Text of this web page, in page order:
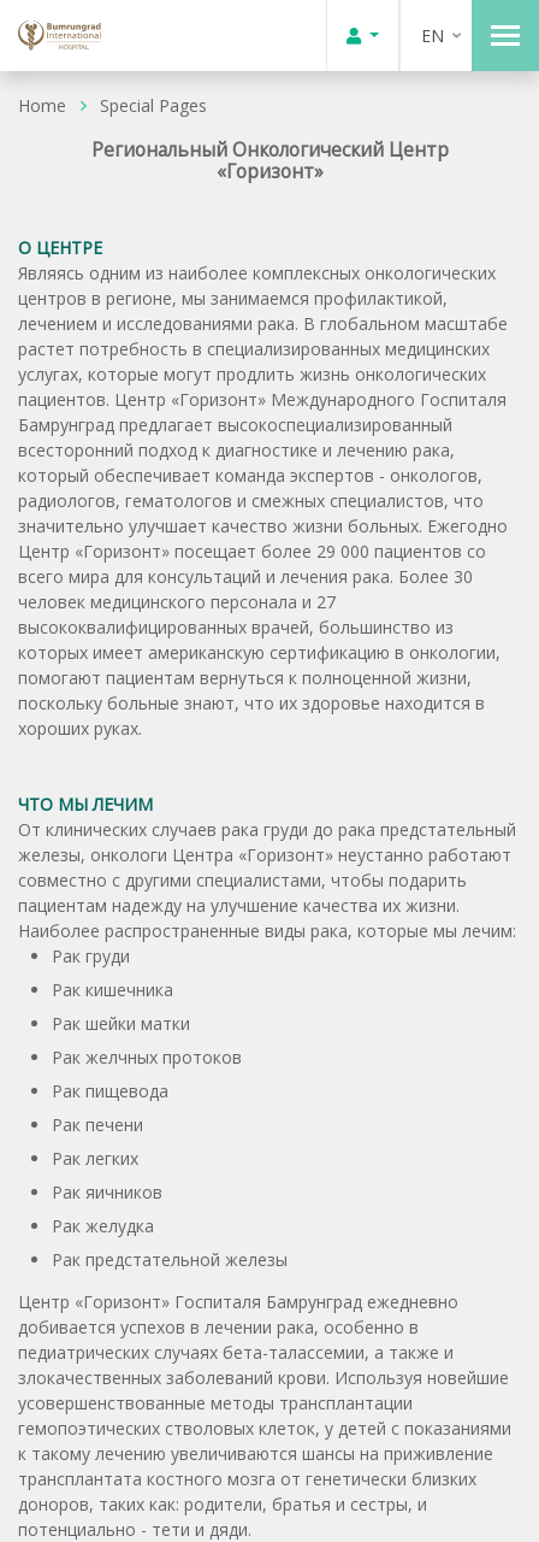
EN
Home Special Pages
Региональный Онкологический Центр
«Горизонт»
О ЦЕНТРЕ
Являясь одним из наиболее комплексных онкологических
центров в регионе, мы занимаемся профилактикой,
лечением и исследованиями рака. В глобальном масштабе
растет потребность в специализированных медицинских
услугах, которые могут продлить жизнь онкологических
пациентов. Центр «Горизонт» Международного Госпиталя
Бамрунград предлагает высокоспециализированный
всесторонний подход к диагностике и лечению рака,
который обеспечивает команда экспертов - онкологов,
радиологов, гематологов и смежных специалистов, что
значительно улучшает качество жизни больных. Ежегодно
Центр «Горизонт» посещает более 29 000 пациентов со
всего мира для консультаций и лечения рака. Более 30
человек медицинского персонала и 27
высококвалифицированных врачей, большинство из
которых имеет aмериканскую сертификацию в онкологии,
помогают пациентам вернуться к полноценной жизни,
поскольку больные знают, что их здоровье находится в
хороших руках.
ЧТО МЫ ЛЕЧИМ
От клинических случаев рака груди до рака предстательный
железы, онкологи Центрa «Горизонт» неустанно работают
совместно с другими специалистами, чтобы подарить
пациентам надежду на улучшение качества их жизни.
Наиболее распространенные виды рака, которые мы лечим:
Рак груди
Рак кишечника
Рак шейки матки
Рак желчных протоков
Рак пищевода
Рак печени
Рак легких
Рак яичников
Рак желудка
Рак предстательной железы
Центр «Горизонт» Госпиталя Бамрунград ежедневно
добивается успехов в лечении рака, особенно в
педиатрических случаях бета-талассемии, а также и
злокачественных заболеваний крови. Используя новейшие
усовершенствованные методы трансплантации
гемопоэтических стволовых клеток, у детей с показаниями
к такому лечению увеличиваются шансы на приживление
трансплантата костного мозга от генетически близких
доноров, таких как: родители, братья и сестры, и
потенциально - тети и дяди.